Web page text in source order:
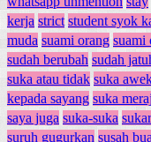
kerja strict student syok
muda suami orang suami
sudah berubah sudah
suka atau tidak suka
kepada sayang suka
saya juga suka-suka sukar
suruh gugurkan susah